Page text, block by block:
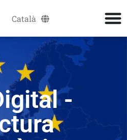
Català
Español
-